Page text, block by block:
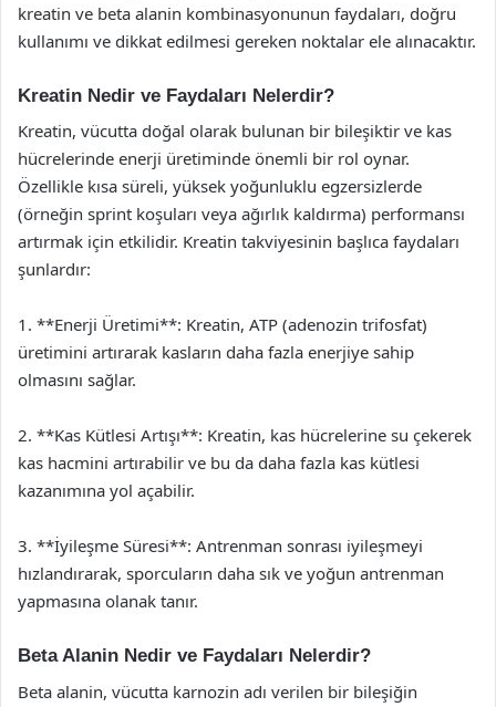
kreatin ve beta alanin kombinasyonunun faydaları, doğru
kullanımı ve dikkat edilmesi gereken noktalar ele alınacaktır.
Kreatin Nedir ve Faydaları Nelerdir?
Kreatin, vücutta doğal olarak bulunan bir bileşiktir ve kas
hücrelerinde enerji üretiminde önemli bir rol oynar.
Özellikle kısa süreli, yüksek yoğunluklu egzersizlerde
(örneğin sprint koşuları veya ağırlık kaldırma) performansı
artırmak için etkilidir. Kreatin takviyesinin başlıca faydaları
şunlardır:
1. **Enerji Üretimi**: Kreatin, ATP (adenozin trifosfat)
üretimini artırarak kasların daha fazla enerjiye sahip
olmasını sağlar.
2. **Kas Kütlesi Artışı**: Kreatin, kas hücrelerine su çekerek
kas hacmini artırabilir ve bu da daha fazla kas kütlesi
kazanımına yol açabilir.
3. **İyileşme Süresi**: Antrenman sonrası iyileşmeyi
hızlandırarak, sporcuların daha sık ve yoğun antrenman
yapmasına olanak tanır.
Beta Alanin Nedir ve Faydaları Nelerdir?
Beta alanin, vücutta karnozin adı verilen bir bileşiğin